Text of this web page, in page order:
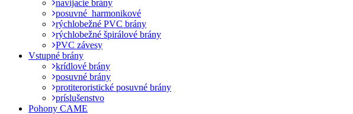
navíjacie brány
posuvné_harmonikové
rýchlobežné PVC brány
rýchlobežné špirálové brány
PVC závesy
Vstupné brány
krídlové brány
posuvné brány
protiteroristické posuvné brány
príslušenstvo
Pohony CAME